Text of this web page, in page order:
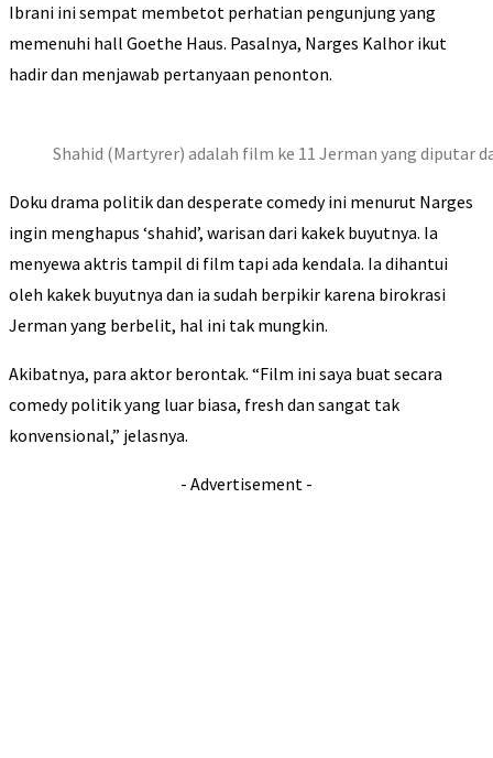
Ibrani ini sempat membetot perhatian pengunjung yang
memenuhi hall Goethe Haus. Pasalnya, Narges Kalhor ikut
hadir dan menjawab pertanyaan penonton.
Shahid (Martyrer) adalah film ke 11 Jerman yang diputar
Doku drama politik dan desperate comedy ini menurut Narges
ingin menghapus ‘shahid’, warisan dari kakek buyutnya. Ia
menyewa aktris tampil di film tapi ada kendala. Ia dihantui
oleh kakek buyutnya dan ia sudah berpikir karena birokrasi
Jerman yang berbelit, hal ini tak mungkin.
Akibatnya, para aktor berontak. “Film ini saya buat secara
comedy politik yang luar biasa, fresh dan sangat tak
konvensional,” jelasnya.
- Advertisement -